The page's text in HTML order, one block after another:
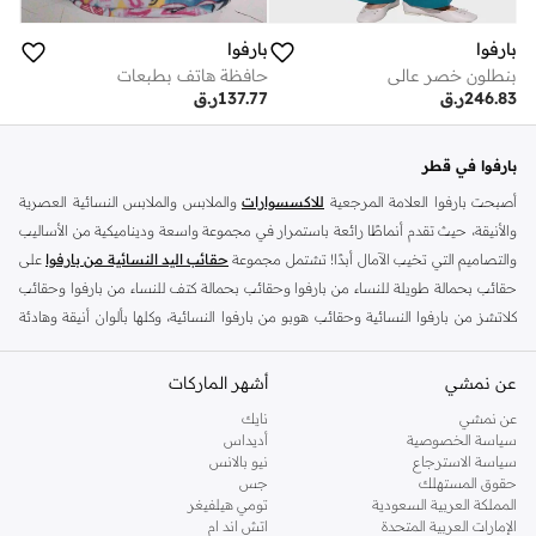
بارفوا
بنطلون خصر عالي
ر.ق246.83
بارفوا
حافظة هاتف بطبعات
ر.ق137.77
بارفوا في قطر
أصبحت بارفوا العلامة المرجعية للاكسسوارات والملابس والملابس النسائية العصرية
والأنيقة، حيث تقدم أنماطًا رائعة باستمرار في مجموعة واسعة وديناميكية من الأساليب
والتصاميم التي تخيب الآمال أبدًا! تشتمل مجموعة حقائب اليد النسائية من بارفوا على
حقائب بحمالة طويلة للنساء من بارفوا وحقائب بحمالة كتف للنساء من بارفوا وحقائب
كلاتشز من بارفوا النسائية وحقائب هوبو من بارفوا النسائية، وكلها بألوان أنيقة وهادئة
واسعة مع مساعدتك أيضًا في البقاء منظمًا وجعلك تبدو أنيقًا ومواكبًا لصيحات الموضة
عن حجمها. تأتي محافظ بارفوا النسائية الصغيرة في مجموعة متنوعة من الأنماط
والأحجام، ولكل منها أقسام مختلفة لمساعدتك على تنظيم أغراضك. تتميز حقائب
ساتشيل النسائية من بارفوا بحمالات متينة بشكل لا يصدق وتتميز بجوانب معاصرة
ومثيرة للفضول تجعل الحقائب تبدو أكثر جاذبية بين يديك!
عن نمشي
عن نمشي
سياسة الخصوصية
سياسة الاسترجاع
حقوق المستهلك
المملكة العربية السعودية
الإمارات العربية المتحدة
أشهر الماركات
نايك
أديداس
نيو بالانس
جس
تومي هيلفيغر
اتش اند ام